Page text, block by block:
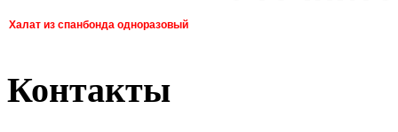
Халат из спанбонда одноразовый
Контакты